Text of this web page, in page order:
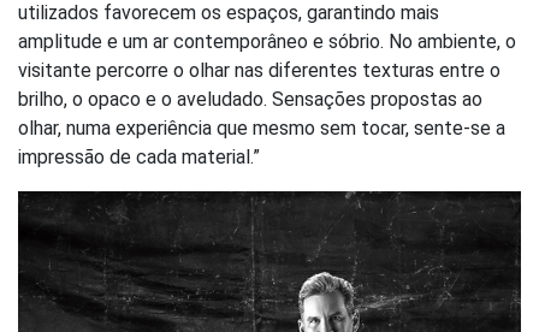
utilizados favorecem os espaços, garantindo mais
amplitude e um ar contemporâneo e sóbrio. No ambiente, o
visitante percorre o olhar nas diferentes texturas entre o
brilho, o opaco e o aveludado. Sensações propostas ao
olhar, numa experiência que mesmo sem tocar, sente-se a
impressão de cada material.”